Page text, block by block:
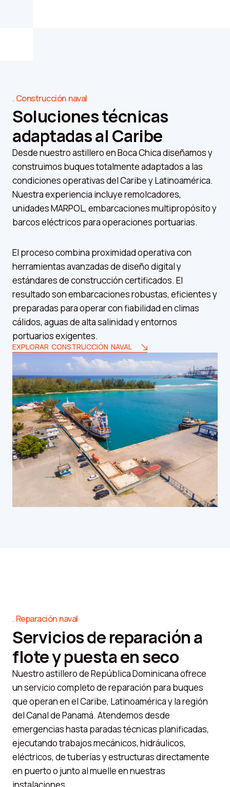
Construcción naval
Soluciones técnicas
adaptadas al Caribe
Desde nuestro astillero en Boca Chica diseñamos y
construimos buques totalmente adaptados a las
condiciones operativas del Caribe y Latinoamérica.
Nuestra experiencia incluye remolcadores,
unidades MARPOL, embarcaciones multipropósito y
barcos eléctricos para operaciones portuarias.
El proceso combina proximidad operativa con
herramientas avanzadas de diseño digital y
estándares de construcción certificados. El
resultado son embarcaciones robustas, eficientes y
preparadas para operar con fiabilidad en climas
cálidos, aguas de alta salinidad y entornos
portuarios exigentes.
EXPLORAR CONSTRUCCIÓN NAVAL
Reparación naval
Servicios de reparación a
flote y puesta en seco
Nuestro astillero de República Dominicana ofrece
un servicio completo de reparación para buques
que operan en el Caribe, Latinoamérica y la región
del Canal de Panamá. Atendemos desde
emergencias hasta paradas técnicas planificadas,
ejecutando trabajos mecánicos, hidráulicos,
eléctricos, de tuberías y estructuras directamente
en puerto o junto al muelle en nuestras
instalaciones.